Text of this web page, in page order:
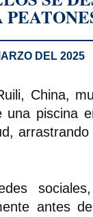
DEL 2025
China,
piscina
antes